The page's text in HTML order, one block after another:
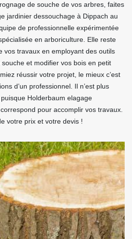
de souche de vos arbres, faites
jardinier dessouchage à Dippach au
de professionnelle expérimentée
en arboriculture. Elle reste
vos travaux en employant des outils
et modifier vos bois en petit
réussir votre projet, le mieux c’est
d’un professionnel. Il n’est plus
Holderbaum elagage
pour accomplir vos travaux.
votre prix et votre devis !